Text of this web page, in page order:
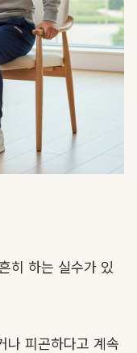
히 하는 실수가 있
나 피곤하다고 계속